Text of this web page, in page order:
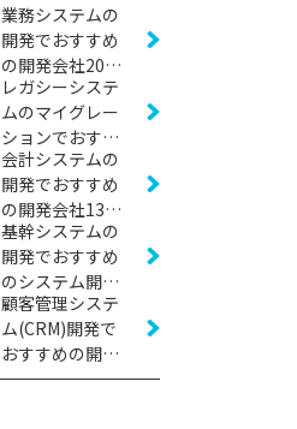
業務システムの
開発でおすすめ
の開発会社20社
【2026年版】
レガシーシステ
ムのマイグレー
ションでおすす
めの開発会社12
社【2026年版】
会計システムの
開発でおすすめ
の開発会社13社
【2026年版】
基幹システムの
開発でおすすめ
のシステム開発
会社24社【2026
年版】
顧客管理システ
ム(CRM)開発で
おすすめの開発
会社12社【2026